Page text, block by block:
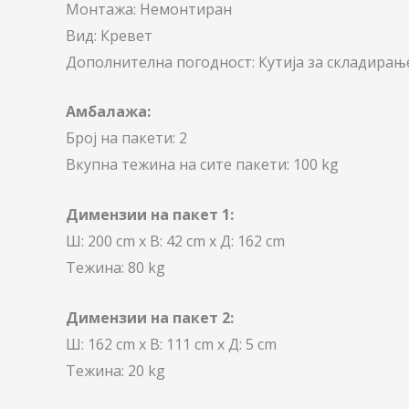
Монтажа: Немонтиран
Вид: Кревет
Дополнителна погодност: Кутија за
Амбалажа:
Број на пакети: 2
Вкупна тежина на сите пакети: 100 kg
Димензии на пакет 1:
Ш: 200 cm x В: 42 cm x Д: 162 cm
Тежина: 80 kg
Димензии на пакет 2:
Ш: 162 cm x В: 111 cm x Д: 5 cm
Тежина: 20 kg